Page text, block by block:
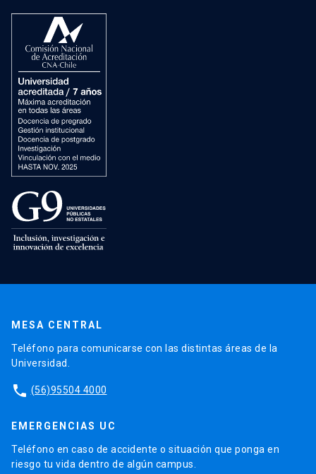
MESA CENTRAL
Teléfono para comunicarse con las distintas áreas de la
Universidad.
phone (56)95504 4000
EMERGENCIAS UC
Teléfono en caso de accidente o situación que ponga en
riesgo tu vida dentro de algún campus.